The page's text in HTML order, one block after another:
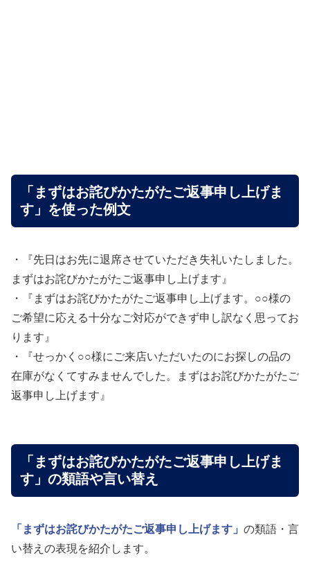
「まずはお詫びかたがたご返事申し上げま
す」を使った例文
・『先日はお先に退席させていただき失礼いたしました。
まずはお詫びかたがたご返事申し上げます』
・『まずはお詫びかたがたご返事申し上げます。○○様の
ご希望に応える十分なご対応ができず申し訳なく思ってお
ります』
・『せっかく○○様にご来店いただいたのにお探しの品の
在庫がなくてすみませんでした。まずはお詫びかたがたご
返事申し上げます』
「まずはお詫びかたがたご返事申し上げま
す」の類語や言い替え
「まずはお詫びかたがたご返事申し上げます」 の類語・言
い替えの表現を紹介します。